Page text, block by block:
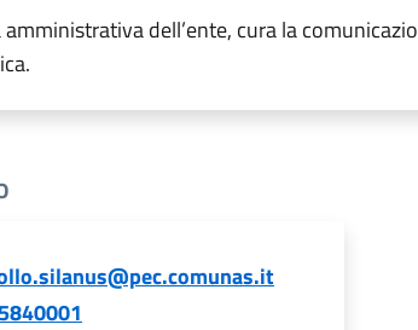
dell’ente, cura la